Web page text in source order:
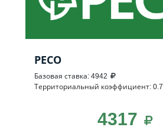
РЕСО
Базовая ставка: 4942
Территориальный коэффициент: 0.7
4317